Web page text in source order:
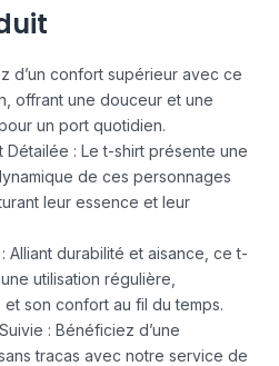
d’un confort supérieur avec ce
offrant une douceur et une
un port quotidien.
Détailée : Le t-shirt présente une
de ces personnages
leur essence et leur
Alliant durabilité et aisance, ce t-
utilisation régulière,
son confort au fil du temps.
: Bénéficiez d’une
tracas avec notre service de